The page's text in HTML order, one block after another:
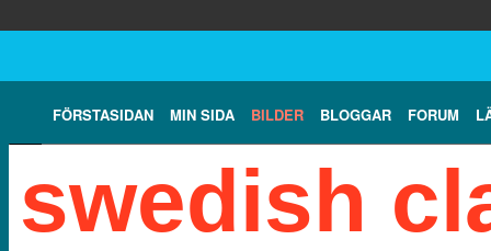
FÖRSTASIDAN MIN SIDA BILDER BLOGGAR FORUM
swedish